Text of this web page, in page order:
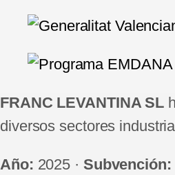
FRANC LEVANTINA SL
diversos sectores
Año: 2025 · Subvención: